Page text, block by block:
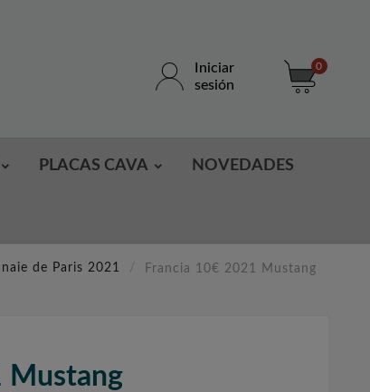
Iniciar
sesión
0
PLACAS CAVA NOVEDADES
de Paris 2021
Francia 10€ 2021 Mustang
Mustang